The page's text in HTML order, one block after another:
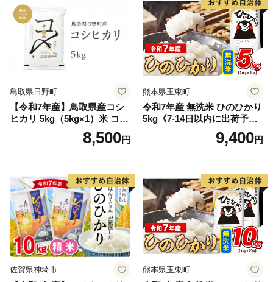
鳥取県日野町
【令和7年産】鳥取県産コシ
ヒカリ 5kg（5kg×1）米 コシ
ヒカリ こしひかり お米 白米
精米 5キロ おこめ こめ コメ
野町産 Elevation
8,500円
熊本県玉東町
令和7年産 無洗米 ひのひかり
5kg《7-14日以内に出荷予定
(土日祝除く)》コメ 米 無洗米
高レビュー｜人気米 熊本県
9,400円
佐賀県神埼市 熊本県玉東町